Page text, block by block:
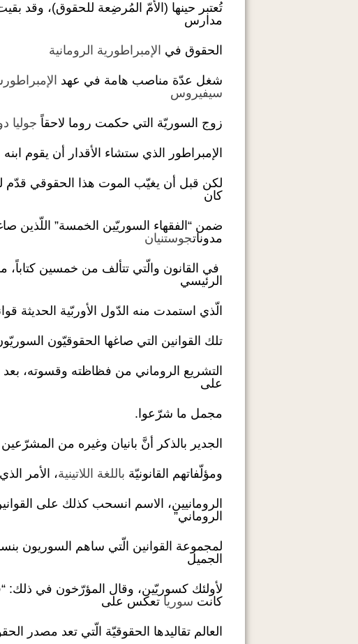
تُعتبر حينها (الأُمّ المُرضِعة للحقوق)،
مدارس
الحقوق في الإمبراطورية الرومانية
شغل عدّة مناصب هامة في عهد
سيفيروس
زوج السوريّة التي حكمت روما لاحقاً جوليا
الإمبراطور الذي ستشاء الأقدار أن يقوم
لكن قبل أن يغيّب الموت هذا الحقوقي قدّم
كان
مدوناتجوستنيان
الرئيسي
الّذي استمدت منه الدّول الأوربّية الحديثة
تلك القوانين التي صاغها الحقوقيّون
التشريع الروماني من فظاظته وقسوته،
على
مجمل ما شرّعوا.
الجدير بالذكر أنَّ بانيان وغيره من
ومؤلّفاتهم القانونيّة باللغة اللاتينية، الأمر
الرومانيين، الاسم انسحب كذلك على
الروماني”
لمجموعة القوانين الّتي ساهم السوريون
الجميل
لأولئك كسوريّين، وقال المؤرّخون في ذلك:
كانت سوريا تعكس على
العالم تقاليدها الحقوقيّة الّتي تعد مصدر